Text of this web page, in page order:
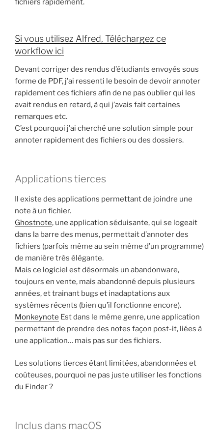
fichiers rapidement.
Si vous utilisez Alfred, Téléchargez ce
workflow ici
Devant corriger des rendus d’étudiants envoyés sous
forme de PDF, j’ai ressenti le besoin de devoir annoter
rapidement ces fichiers afin de ne pas oublier qui les
avait rendus en retard, à qui j’avais fait certaines
remarques etc.
C’est pourquoi j’ai cherché une solution simple pour
annoter rapidement des fichiers ou des dossiers.
Applications tierces
Il existe des applications permettant de joindre une
note à un fichier.
Ghostnote, une application séduisante, qui se logeait
dans la barre des menus, permettait d’annoter des
fichiers (parfois même au sein même d’un programme)
de manière très élégante.
Mais ce logiciel est désormais un abandonware,
toujours en vente, mais abandonné depuis plusieurs
années, et trainant bugs et inadaptations aux
systèmes récents (bien qu’il fonctionne encore).
Monkeynote Est dans le même genre, une application
permettant de prendre des notes façon post-it, liées à
une application… mais pas sur des fichiers.
Les solutions tierces étant limitées, abandonnées et
coûteuses, pourquoi ne pas juste utiliser les fonctions
du Finder ?
Inclus dans macOS